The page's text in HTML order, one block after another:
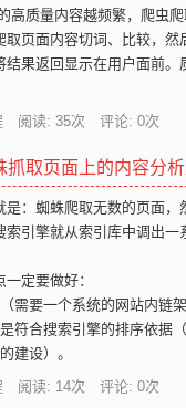
高质量内容越频繁，爬虫
页面内容切词、比较，
果返回显示在用户面前
阅读: 35次 评论: 0次
取页面上的内容分
：蜘蛛爬取无数的页面
引擎就从索引库中调出
定要做好：
需要一个系统的网站内链
符合搜索引擎的排序依据
建设）。
阅读: 14次 评论: 0次